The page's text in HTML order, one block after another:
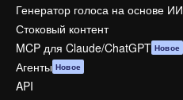
Генератор голоса на основе ИИ
Стоковый контент
MCP для Claude/ChatGPT Новое
Агенты Новое
API